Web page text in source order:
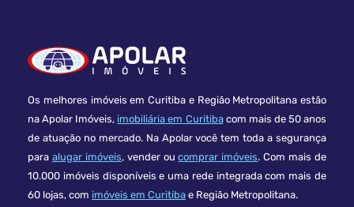
Os melhores imóveis em Curitiba e Região Metropolitana estão
na Apolar Imóveis, imobiliária em Curitibacom mais de 50 anos
de atuação no mercado. Na Apolar você tem toda a segurança
para alugar imóveis, vender oucomprar imóveis. Com mais de
10.000 imóveis disponíveis e uma rede integrada com mais de
60 lojas, com imóveis em Curitiba e Região Metropolitana.